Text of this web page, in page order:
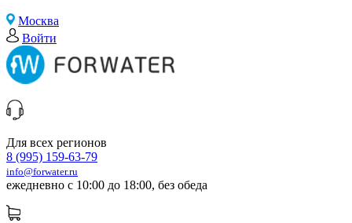
Москва
Войти
Для всех регионов
8 (995) 159-63-79
info@forwater.ru
ежедневно с 10:00 до 18:00, без обеда